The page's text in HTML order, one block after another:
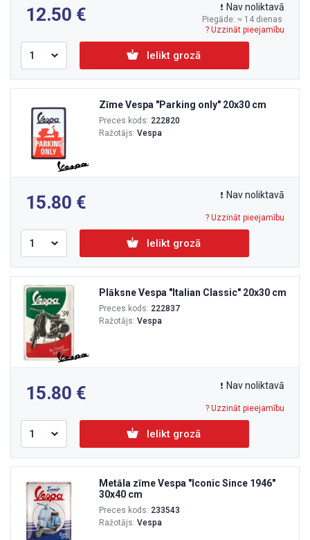
12.50 Piegāde: ≈ 14 dienas
Nav noliktavā
? Uzzināt pieejamību
Ielikt grozā
Zīme Vespa "Parking only" 20x30 cm
Preces kods: 222820
Ražotājs: Vespa
15.80 Nav noliktavā
? Uzzināt pieejamību
Ielikt grozā
Plāksne Vespa "Italian Classic" 20x30 cm
Preces kods: 222837
Ražotājs: Vespa
15.80 Nav noliktavā
? Uzzināt pieejamību
Ielikt grozā
Metāla zīme Vespa "Iconic Since 1946"
30x40 cm
Preces kods: 233543
Ražotājs: Vespa